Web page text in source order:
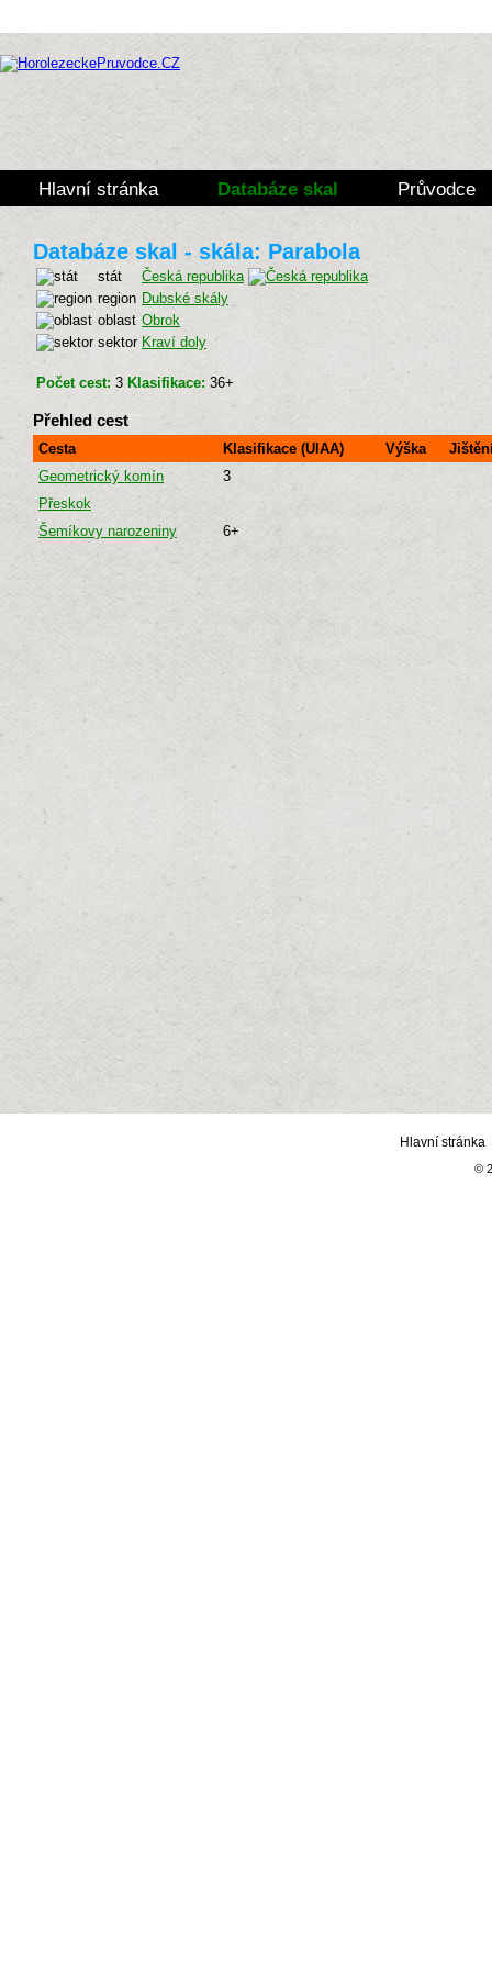
Hlavní stránka Databáze skal Průvodce
Databáze skal - skála: Parabola
stát
Česká republika
region Dubské skály
oblast Obrok
sektor Kraví doly
Počet cest: 3 Klasifikace: 36+
Přehled cest
Cesta Klasifikace (UIAA) Výška
Geometrický komín
3
Přeskok
Šemíkovy narozeniny
6+
Hlavní stránka
©